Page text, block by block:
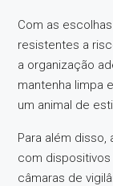
Com as
resistentes a
a organização
mantenha limpa
um animal de
Para além disso,
com
câmaras de